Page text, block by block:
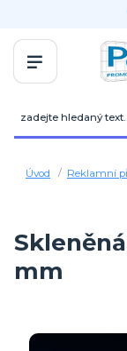
Úvod Reklamní
mm